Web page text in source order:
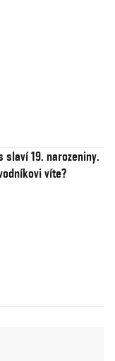
slaví 19. narozeniny.
víte?